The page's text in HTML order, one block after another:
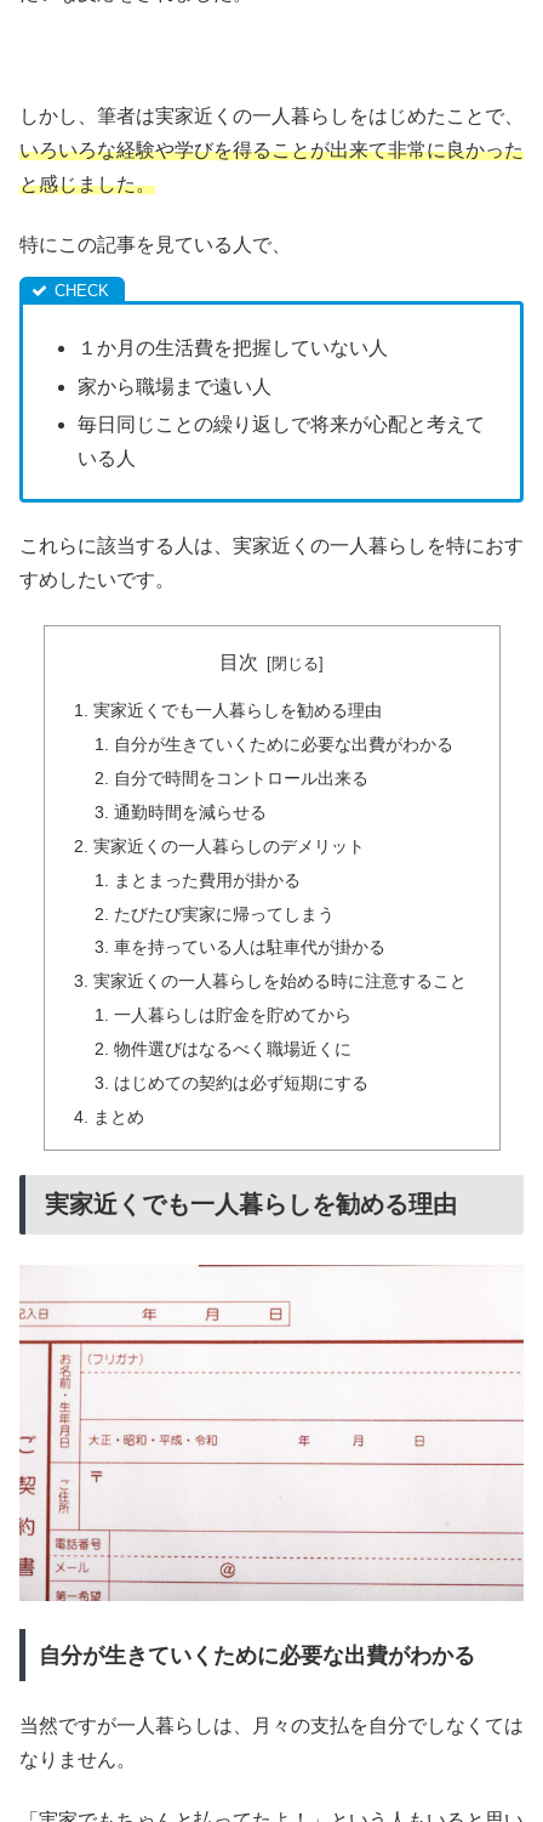
しかし、筆者は実家近くの一人暮らしをはじめたことで、
いろいろな経験や学びを得ることが出来て非常に良かった
と感じました。
特にこの記事を見ている人で、
１か月の生活費を把握していない人
家から職場まで遠い人
毎日同じことの繰り返しで将来が心配と考えて
いる人
これらに該当する人は、実家近くの一人暮らしを特におす
すめしたいです。
目次
実家近くでも一人暮らしを勧める理由
自分が生きていくために必要な出費がわかる
自分で時間をコントロール出来る
通勤時間を減らせる
実家近くの一人暮らしのデメリット
まとまった費用が掛かる
たびたび実家に帰ってしまう
車を持っている人は駐車代が掛かる
実家近くの一人暮らしを始める時に注意すること
一人暮らしは貯金を貯めてから
物件選びはなるべく職場近くに
はじめての契約は必ず短期にする
まとめ
実家近くでも一人暮らしを勧める理由
自分が生きていくために必要な出費がわかる
当然ですが一人暮らしは、月々の支払を自分でしなくては
なりません。